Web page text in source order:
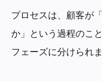
プロセスは、顧客が
か」という過程のこ
フェーズに分けられま